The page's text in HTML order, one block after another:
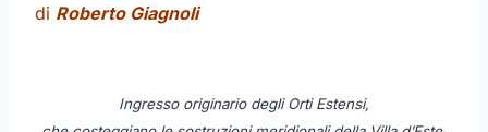
di Roberto Giagnoli
Ingresso originario degli Orti Estensi,